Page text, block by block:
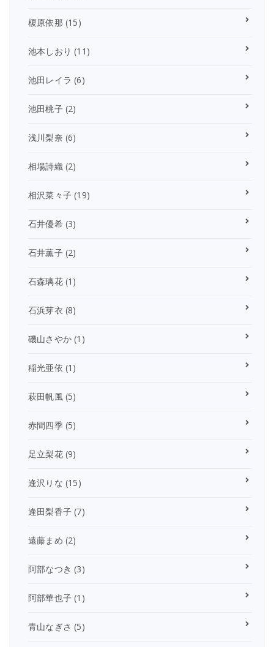
榎原依那 (15)
池本しおり (11)
池田レイラ (6)
池田桃子(2)
浅川梨奈 (6)
相場詩織(2)
相沢菜々子 (19)
石井優希(3)
石井薫子(2)
石森璃花(1)
石浜芽衣 (8)
磯山さやか (1)
稲光亜依 (1)
萩田帆風(5)
赤間四季(5)
足立梨花(9)
逢沢りな (15)
逢田梨香子 (7)
遠藤まめ (2)
阿部なつき (3)
阿部華也子 (1)
青山なぎさ (5)